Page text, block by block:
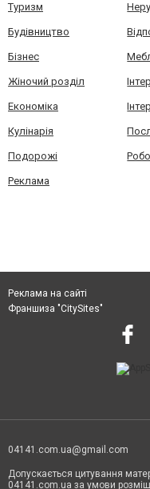
Туризм
Будівництво
Бізнес
Жіночий розділ
Економіка
Кулінарія
Подорожі
Реклама
Реклама на сайті
Франшиза "CitySites"
04141.com.ua@gmail.com
Допускається цитування
04141.com.ua за умови